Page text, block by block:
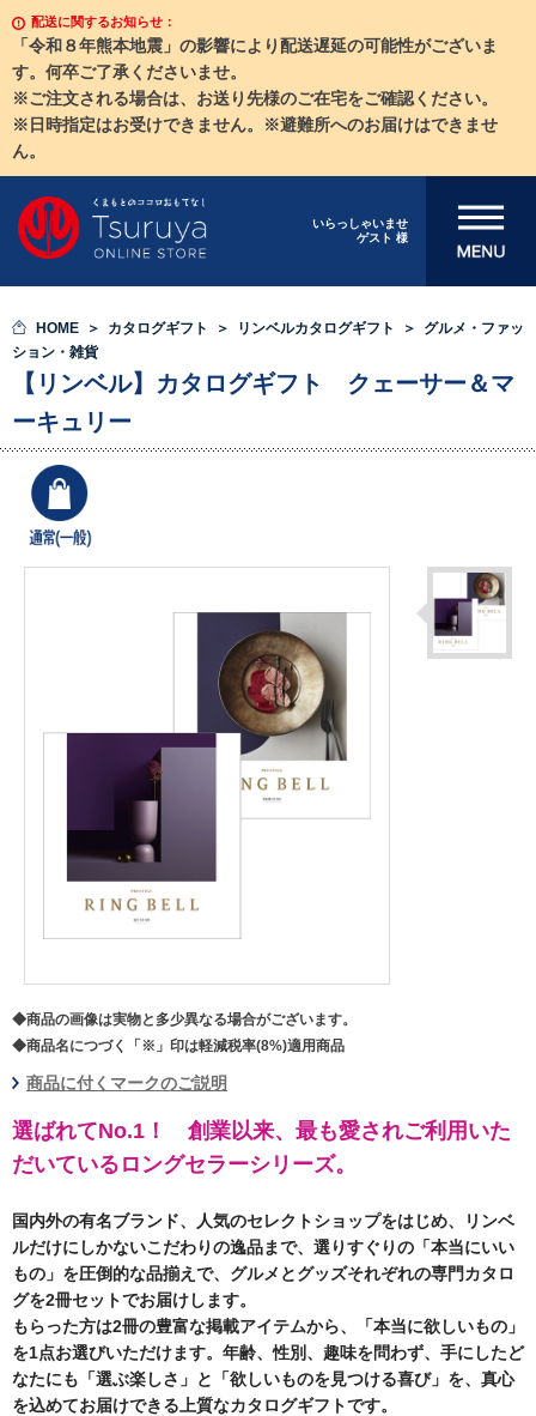
配送に関するお知らせ：
「令和８年熊本地震」の影響により配送遅延の可能性がございま
す。何卒ご了承くださいませ。
※ご注文される場合は、お送り先様のご在宅をご確認ください。
※日時指定はお受けできません。※避難所へのお届けはできませ
ん。
いらっしゃいませ
ゲスト 様
メニューを開
HOME カタログギフト リンベルカタログギフト
グルメ・ファッ
ション・雑貨
【リンベル】カタログギフト クェーサー＆マ
ーキュリー
◆商品の画像は実物と多少異なる場合がございます。
◆商品名につづく「※」印は軽減税率(8%)適用商品
商品に付くマークのご説明
選ばれてNo.1！ 創業以来、最も愛されご利用いた
だいているロングセラーシリーズ。
国内外の有名ブランド、人気のセレクトショップをはじめ、リンベ
ルだけにしかないこだわりの逸品まで、選りすぐりの「本当にいい
もの」を圧倒的な品揃えで、グルメとグッズそれぞれの専門カタロ
グを2冊セットでお届けします。
もらった方は2冊の豊富な掲載アイテムから、「本当に欲しいもの」
を1点お選びいただけます。年齢、性別、趣味を問わず、手にしたど
なたにも「選ぶ楽しさ」と「欲しいものを見つける喜び」を、真心
を込めてお届けできる上質なカタログギフトです。